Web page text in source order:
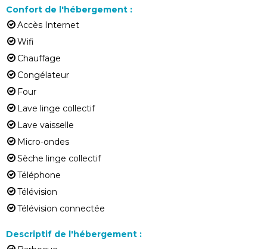
Confort de l'hébergement :
Accès Internet
Wifi
Chauffage
Congélateur
Four
Lave linge collectif
Lave vaisselle
Micro-ondes
Sèche linge collectif
Téléphone
Télévision
Télévision connectée
Descriptif de l'hébergement :